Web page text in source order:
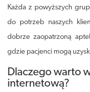
Każda z powyższych
do potrzeb naszych
dobrze zaopatrzoną
gdzie pacjenci mogą
Dlaczego warto
internetową?